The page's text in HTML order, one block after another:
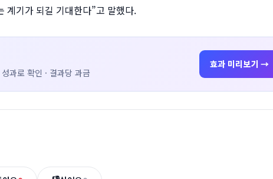
계기가 되길 기대한다”고 말했다.
과로 확인 · 결과당 과금
효과 미리보기 →